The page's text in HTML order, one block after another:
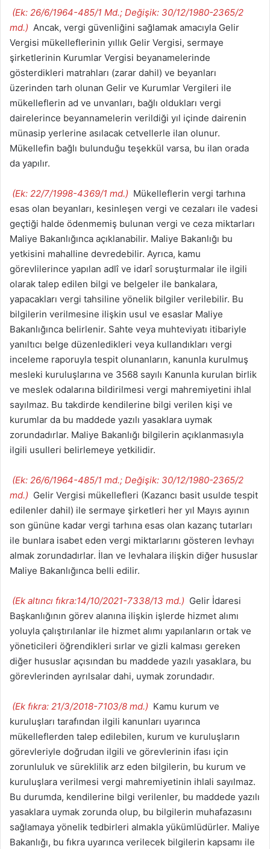
(Ek: 26/6/1964-485/1 Md.; Değişik: 30/12/1980-2365/2
md.) Ancak, vergi güvenliğini sağlamak amacıyla Gelir
Vergisi mükelleflerinin yıllık Gelir Vergisi, sermaye
şirketlerinin Kurumlar Vergisi beyanamelerinde
gösterdikleri matrahları (zarar dahil) ve beyanları
üzerinden tarh olunan Gelir ve Kurumlar Vergileri ile
mükelleflerin ad ve unvanları, bağlı oldukları vergi
dairelerince beyannamelerin verildiği yıl içinde dairenin
münasip yerlerine asılacak cetvellerle ilan olunur.
Mükellefin bağlı bulunduğu teşekkül varsa, bu ilan orada
da yapılır.
(Ek: 22/7/1998-4369/1 md.) Mükelleflerin vergi tarhına
esas olan beyanları, kesinleşen vergi ve cezaları ile vadesi
geçtiği halde ödenmemiş bulunan vergi ve ceza miktarları
Maliye Bakanlığınca açıklanabilir. Maliye Bakanlığı bu
yetkisini mahalline devredebilir. Ayrıca, kamu
görevlilerince yapılan adlî ve idarî soruşturmalar ile ilgili
olarak talep edilen bilgi ve belgeler ile bankalara,
yapacakları vergi tahsiline yönelik bilgiler verilebilir. Bu
bilgilerin verilmesine ilişkin usul ve esaslar Maliye
Bakanlığınca belirlenir. Sahte veya muhteviyatı itibariyle
yanıltıcı belge düzenledikleri veya kullandıkları vergi
inceleme raporuyla tespit olunanların, kanunla kurulmuş
mesleki kuruluşlarına ve 3568 sayılı Kanunla kurulan birlik
ve meslek odalarına bildirilmesi vergi mahremiyetini ihlal
sayılmaz. Bu takdirde kendilerine bilgi verilen kişi ve
kurumlar da bu maddede yazılı yasaklara uymak
zorundadırlar. Maliye Bakanlığı bilgilerin açıklanmasıyla
ilgili usulleri belirlemeye yetkilidir.
(Ek: 26/6/1964-485/1 md.; Değişik: 30/12/1980-2365/2
md.) Gelir Vergisi mükellefleri (Kazancı basit usulde tespit
edilenler dahil) ile sermaye şirketleri her yıl Mayıs ayının
son gününe kadar vergi tarhına esas olan kazanç tutarları
ile bunlara isabet eden vergi miktarlarını gösteren levhayı
almak zorundadırlar. İlan ve levhalara ilişkin diğer hususlar
Maliye Bakanlığınca belli edilir.
(Ek altıncı fıkra:14/10/2021-7338/13 md.) Gelir İdaresi
Başkanlığının görev alanına ilişkin işlerde hizmet alımı
yoluyla çalıştırılanlar ile hizmet alımı yapılanların ortak ve
yöneticileri öğrendikleri sırlar ve gizli kalması gereken
diğer hususlar açısından bu maddede yazılı yasaklara, bu
görevlerinden ayrılsalar dahi, uymak zorundadır.
(Ek fıkra: 21/3/2018-7103/8 md.) Kamu kurum ve
kuruluşları tarafından ilgili kanunları uyarınca
mükelleflerden talep edilebilen, kurum ve kuruluşların
görevleriyle doğrudan ilgili ve görevlerinin ifası için
zorunluluk ve süreklilik arz eden bilgilerin, bu kurum ve
kuruluşlara verilmesi vergi mahremiyetinin ihlali sayılmaz.
Bu durumda, kendilerine bilgi verilenler, bu maddede yazılı
yasaklara uymak zorunda olup, bu bilgilerin muhafazasını
sağlamaya yönelik tedbirleri almakla yükümlüdürler. Maliye
Bakanlığı, bu fıkra uyarınca verilecek bilgilerin kapsamı ile